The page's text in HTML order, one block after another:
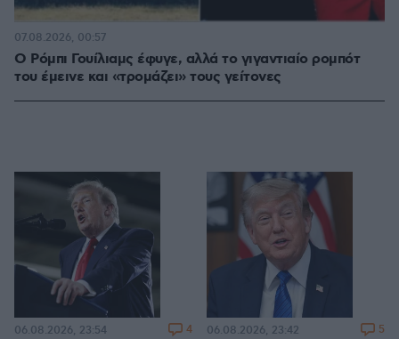
Ο Ρόμπι Γουίλιαμς έφυγε, αλλά το γιγαντιαίο ρομπότ
του έμεινε και «τρομάζει» τους γείτονες
07.08.2026, 00:57
06.08.2026, 23:54 4 06.08.2026, 23:42 5